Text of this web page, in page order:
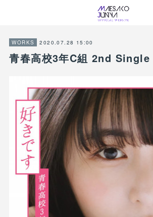
WORKS 2020.07.28 15:00
青春高校3年C組 2nd Single